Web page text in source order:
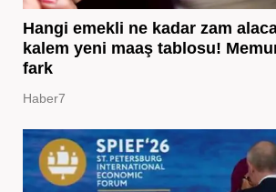
Hangi emekli ne kadar zam
kalem yeni maaş tablosu!
fark
Haber7